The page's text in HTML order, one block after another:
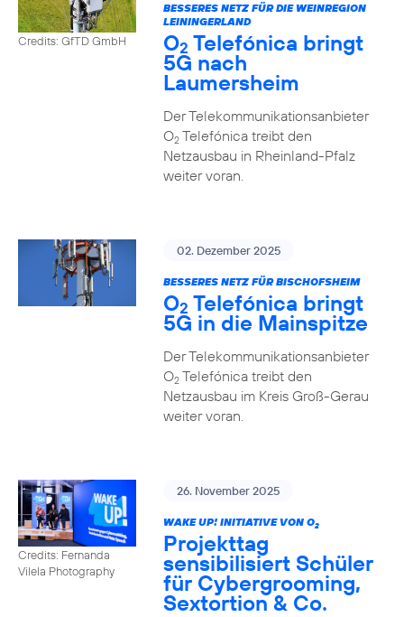
Credits: GfTD GmbH
BESSERES NETZ FÜR DIE WEINREGION
LEININGERLAND
O2 Telefónica bringt
5G nach
Laumersheim
Der Telekommunikationsanbieter
O2Telefónica treibt den
Netzausbau in Rheinland-Pfalz
weiter voran.
02. Dezember 2025
BESSERES NETZ FÜR BISCHOFSHEIM
O2 Telefónica bringt
5G in die Mainspitze
Der Telekommunikationsanbieter
O2Telefónica treibt den
Netzausbau im Kreis Groß-Gerau
weiter voran.
Credits: Fernanda
Vilela Photography
26. November 2025
WAKE UP! INITIATIVE VON O2
Projekttag
sensibilisiert Schüler
für Cybergrooming,
Sextortion & Co.